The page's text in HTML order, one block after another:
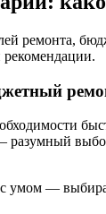
ремонта,
рекомендации.
разумный
умом —